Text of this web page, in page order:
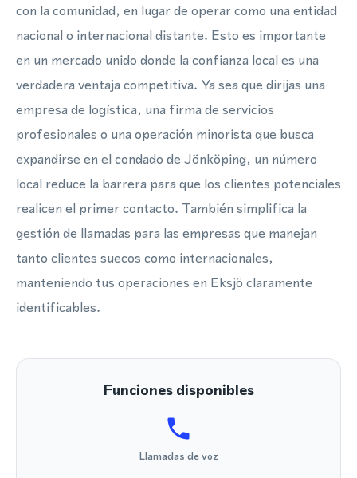
con la comunidad, en lugar de operar como una entidad
nacional o internacional distante. Esto es importante
en un mercado unido donde la confianza local es una
verdadera ventaja competitiva. Ya sea que dirijas una
empresa de logística, una firma de servicios
profesionales o una operación minorista que busca
expandirse en el condado de Jönköping, un número
local reduce la barrera para que los clientes potenciales
realicen el primer contacto. También simplifica la
gestión de llamadas para las empresas que manejan
tanto clientes suecos como internacionales,
manteniendo tus operaciones en Eksjö claramente
identificables.
Funciones disponibles
Llamadas de voz